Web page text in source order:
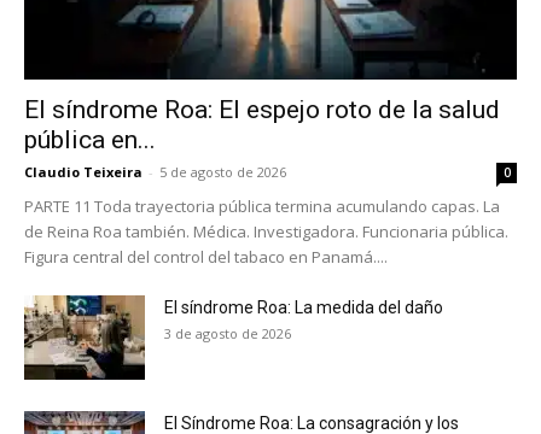
El síndrome Roa: El espejo roto de la salud
pública en...
Claudio Teixeira - 5 de agosto de 2026 0
PARTE 11 Toda trayectoria pública termina acumulando capas. La
de Reina Roa también. Médica. Investigadora. Funcionaria pública.
Figura central del control del tabaco en Panamá....
El síndrome Roa: La medida del daño
3 de agosto de 2026
El Síndrome Roa: La consagración y los